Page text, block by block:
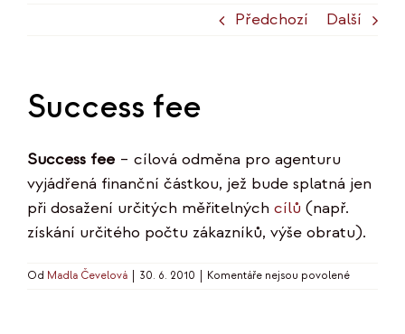
Předchozí Další
Success fee
Success fee – cílová odměna pro agenturu
vyjádřená finanční částkou, jež bude splatná jen
při dosažení určitých měřitelných cílů (např.
získání určitého počtu zákazníků, výše obratu).
Od Madla Čevelová 30. 6. 2010 Komentáře nejsou povolenéu